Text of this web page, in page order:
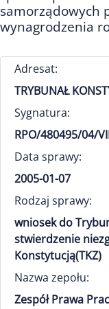
samorządowych
wynagrodzenia
Adresat:
TRYBUNAŁ
Sygnatura:
RPO/480495/04/
Data sprawy:
2005-01-07
Rodzaj sprawy:
wniosek do
stwierdzenie
Konstytucją(TKZ)
Nazwa zepołu:
Zespół Prawa